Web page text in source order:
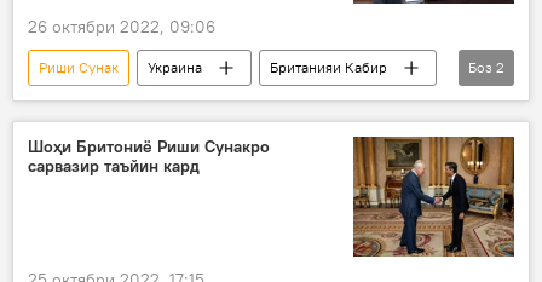
26 октябри 2022, 09:06
Риши Сунак Украина
Британияи Кабир
Сиёсат
Донбасс
Боз 2
Шоҳи Бритониё Риши Сунакро
сарвазир таъйин кард